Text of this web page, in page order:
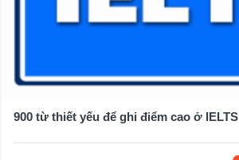
900 từ thiết yếu để ghi điểm cao ở IELTS